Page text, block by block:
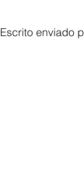
Escrito enviado